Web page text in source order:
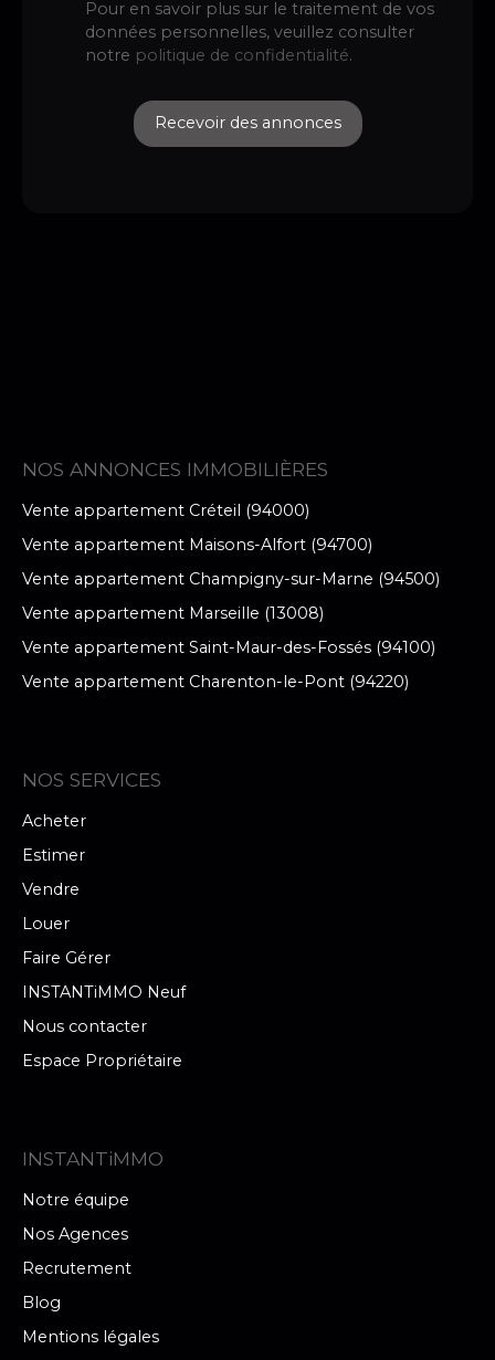
Pour en savoir plus sur le traitement de vos
données personnelles, veuillez consulter
notre politique de confidentialité.
Recevoir des annonces
NOS ANNONCES IMMOBILIÈRES
Vente appartement Créteil (94000)
Vente appartement Maisons-Alfort (94700)
Vente appartement Champigny-sur-Marne (94500)
Vente appartement Marseille (13008)
Vente appartement Saint-Maur-des-Fossés (94100)
Vente appartement Charenton-le-Pont (94220)
NOS SERVICES
Acheter
Estimer
Vendre
Louer
Faire Gérer
INSTANTiMMO Neuf
Nous contacter
Espace Propriétaire
INSTANTiMMO
Notre équipe
Nos Agences
Recrutement
Blog
Mentions légales